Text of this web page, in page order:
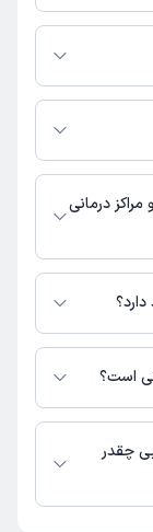
مطب تماس بگیرید.
دکتر بهاره حبیبی به شرح
درمانی
در دسترس
بهاره حبیبی در
تماس بگیرید.
است؟
چقدر